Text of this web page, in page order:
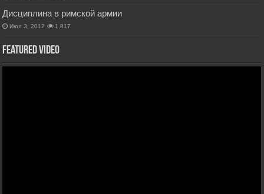
Дисциплина в римской армии
Июл 3, 2012 1,817
Featured Video